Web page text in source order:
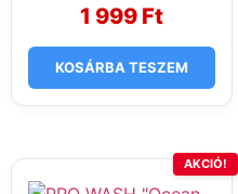
3
269 Ft.
1 999 Ft
1
999 Ft.
KOSÁRBA TESZEM
AKCIÓ!